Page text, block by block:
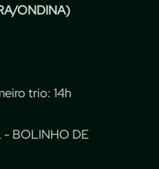
ONDINA)
trio: 14h
- BOLINHO DE